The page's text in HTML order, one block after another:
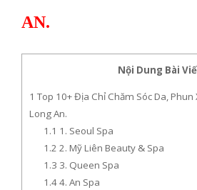
AN.
Nội Dung Bài
1 Top 10+ Địa Chỉ Chăm Sóc Da, Phun
Long An.
1.1 1. Seoul Spa
1.2 2. Mỹ Liên Beauty & Spa
1.3 3. Queen Spa
1.44. An Spa